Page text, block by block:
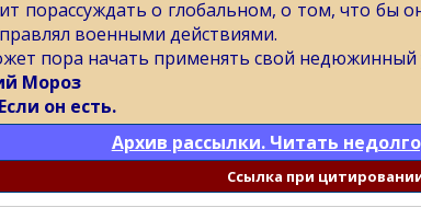
порассуждать о глобальном, о том, что бы
военными действиями.
пора начать применять свой недюжинный
Мороз
он есть.
Архив рассылки. Читать
Cсылка при